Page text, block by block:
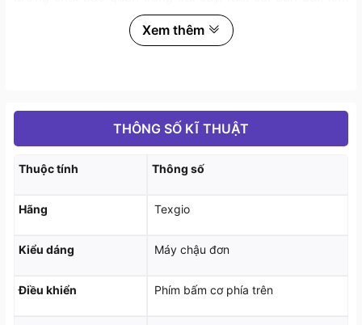
loại trong hải sản mà không làm ảnh hưởng đến độ tươi
nguyên và dinh dưỡng.
Xem thêm
THÔNG SỐ KĨ THUẬT
Thuộc tính Thông số
Hãng Texgio
Kiểu dáng Máy chậu đơn
Điều khiển Phím bấm cơ phía trên